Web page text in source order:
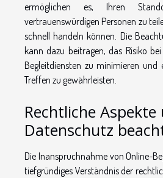
ermöglichen es, Ihren
vertrauenswürdigen Personen zu
schnell handeln können. Die
kann dazu beitragen, das Risiko
Begleitdiensten zu minimieren und
Treffen zu gewährleisten.
Rechtliche Aspekte
Datenschutz
Die Inanspruchnahme von Online-
tiefgründiges Verständnis der